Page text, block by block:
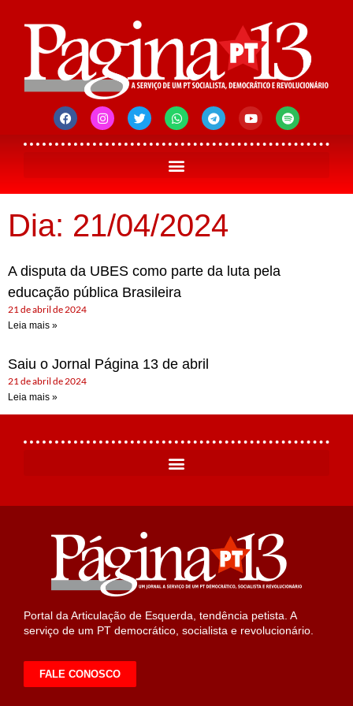
Dia: 21/04/2024
A disputa da UBES como parte da luta pela
educação pública Brasileira
21 de abril de 2024
Leia mais »
Saiu o Jornal Página 13 de abril
21 de abril de 2024
Leia mais »
Portal da Articulação de Esquerda, tendência petista. A
serviço de um PT democrático, socialista e revolucionário.
FALE CONOSCO